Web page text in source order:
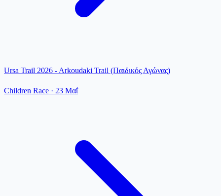
Ursa Trail 2026 - Arkoudaki Trail (Παιδικός Αγώνας)
Children Race · 23 Μαΐ